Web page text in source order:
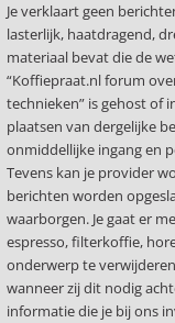
Je verklaart geen
lasterlijk, haatdragend,
materiaal bevat die de
“Koffiepraat.nl forum
technieken” is gehost of
plaatsen van dergelijke
onmiddellijke ingang en
Tevens kan je provider
berichten worden
waarborgen. Je gaat er
espresso, filterkoffie,
onderwerp te
wanneer zij dit nodig
informatie die je bij ons